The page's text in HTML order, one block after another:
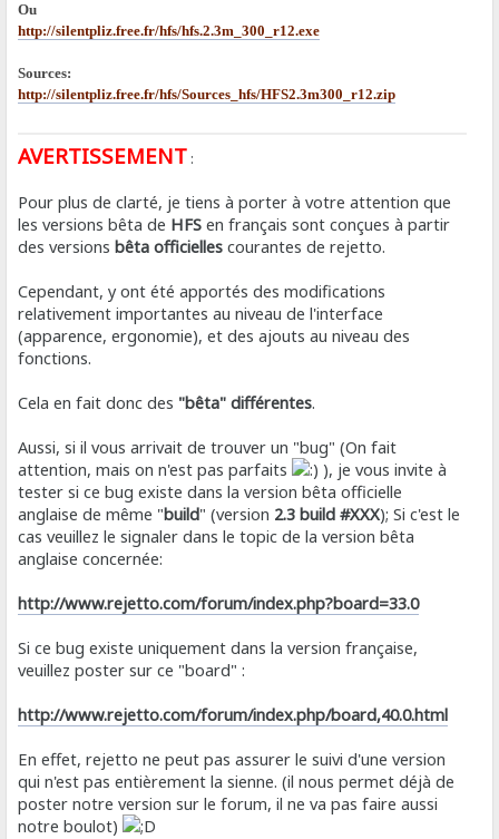
Ou
http://silentpliz.free.fr/hfs/hfs.2.3m_300_r12.exe
Sources:
http://silentpliz.free.fr/hfs/Sources_hfs/HFS2.3m300_r12.zip
AVERTISSEMENT :
Pour plus de clarté, je tiens à porter à votre attention que
les versions bêta de HFS en français sont conçues à partir
des versionsbêta officielles courantes de rejetto.
Cependant, y ont été apportés des modifications
relativement importantes au niveau de l'interface
(apparence, ergonomie), et des ajouts au niveau des
fonctions.
Cela en fait donc des "bêta" différentes.
Aussi, si il vous arrivait de trouver un "bug" (On fait
attention, mais on n'est pas parfaits
), je vous invite à
tester si ce bug existe dans la version bêta officielle
anglaise de même "build" (version 2.3 build #XXX); Si c'est le
cas veuillez le signaler dans le topic de la version bêta
anglaise concernée:
http://www.rejetto.com/forum/index.php?board=33.0
Si ce bug existe uniquement dans la version française,
veuillez poster sur ce "board" :
http://www.rejetto.com/forum/index.php/board,40.0.html
En effet, rejetto ne peut pas assurer le suivi d'une version
qui n'est pas entièrement la sienne. (il nous permet déjà de
poster notre version sur le forum, il ne va pas faire aussi
notre boulot)